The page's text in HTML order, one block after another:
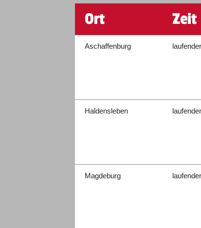
Ort Zeit
Aschaffenburg
Haldensleben
Magdeburg